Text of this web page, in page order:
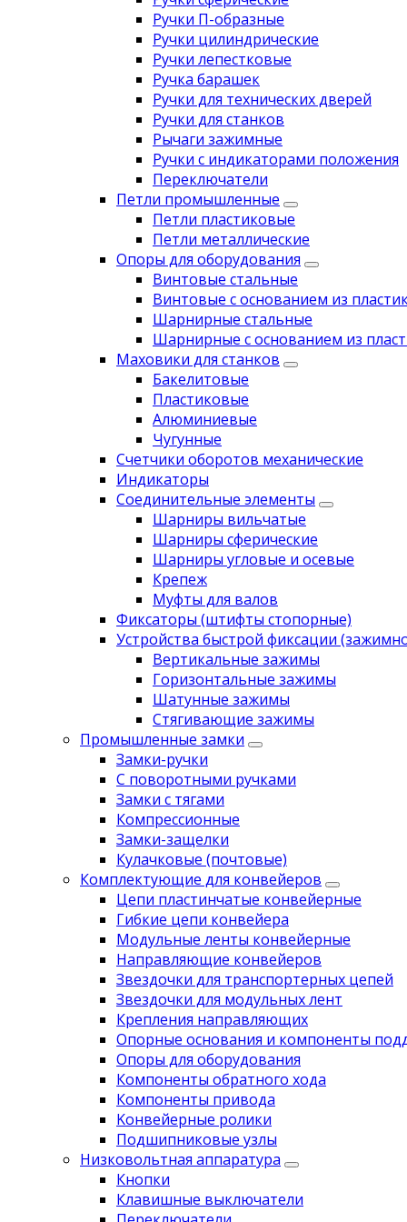
Ручки П-образные
Ручки цилиндрические
Ручки лепестковые
Ручка барашек
Ручки для технических дверей
Ручки для станков
Рычаги зажимные
Ручки с индикаторами положения
Переключатели
Петли промышленные
Петли пластиковые
Петли металлические
Опоры для оборудования
Винтовые стальные
Винтовые с основанием из
Шарнирные стальные
Шарнирные с основанием из
Маховики для станков
Бакелитовые
Пластиковые
Алюминиевые
Чугунные
Счетчики оборотов механические
Индикаторы
Соединительные элементы
Шарниры вильчатые
Шарниры сферические
Шарниры угловые и осевые
Крепеж
Муфты для валов
Фиксаторы (штифты стопорные)
Устройства быстрой фиксации
Вертикальные зажимы
Горизонтальные зажимы
Шатунные зажимы
Стягивающие зажимы
Промышленные замки
Замки-ручки
С поворотными ручками
Замки с тягами
Компрессионные
Замки-защелки
Кулачковые (почтовые)
Комплектующие для конвейеров
Цепи пластинчатые конвейерные
Гибкие цепи конвейера
Модульные ленты конвейерные
Направляющие конвейеров
Звездочки для транспортерных цепей
Звездочки для модульных лент
Крепления направляющих
Опорные основания и компоненты
Опоры для оборудования
Компоненты обратного хода
Компоненты привода
Koнвейерныe pолики
Подшипниковые узлы
Низковольтная аппаратура
Кнопки
Клавишные выключатели